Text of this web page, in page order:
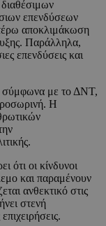
επενδύσεων
αποκλιμάκωση
Παράλληλα,
επενδύσεις και
σύμφωνα με το ΔΝΤ,
Η
ότι οι κίνδυνοι
και παραμένουν
ανθεκτικό στις
στενή